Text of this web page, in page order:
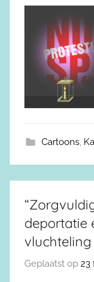
Cartoons,
deportatie
vluchteling
Geplaatst op 23